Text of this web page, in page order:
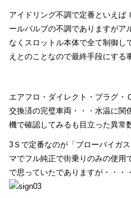
アイドリング不調で定番といえば
ールバルブの不調でありますがア
なくスロットル本体で全て制御し
えとのことなので最終手段にする
エアフロ・ダイレクト・プラグ・
交換済の完璧車両・・・水温に関
機で確認してみるも目立った異常
3Ｓで定番なのが「ブローバイガ
マでフル純正で街乗りのみの使用
で思っていたでありますが・・・